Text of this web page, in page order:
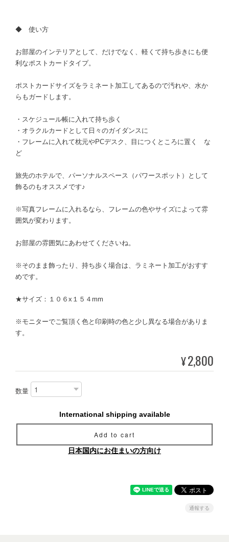
◆ 使い方
お部屋のインテリアとして、だけでなく、軽くて持ち歩きにも便
利なポストカードタイプ。
ポストカードサイズをラミネート加工してあるので汚れや、水か
らもガードします。
・スケジュール帳に入れて持ち歩く
・オラクルカードとして日々のガイダンスに
・フレームに入れて枕元やPCデスク、目につくところに置く な
ど
旅先のホテルで、パーソナルスペース（パワースポット）として
飾るのもオススメです♪
※写真フレームに入れるなら、フレームの色やサイズによって雰
囲気が変わります。
お部屋の雰囲気にあわせてくださいね。
※そのまま飾ったり、持ち歩く場合は、ラミネート加工がおすす
めです。
★サイズ：１０６x１５４mm
※モニターでご覧頂く色と印刷時の色と少し異なる場合がありま
す。
¥2,800
数量
International shipping available
Add to cart
日本国内にお住まいの方向け
通報する